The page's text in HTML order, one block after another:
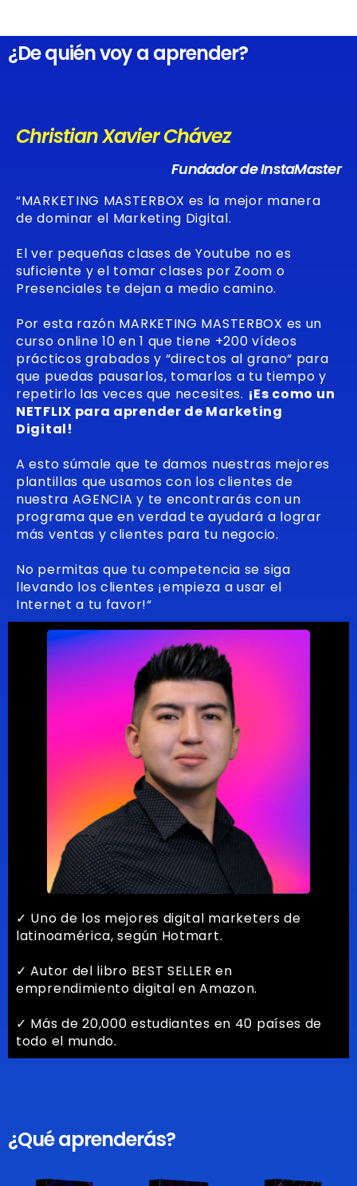
¿De quién voy a aprender?
Christian Xavier Chávez
Fundador de InstaMaster
“MARKETING MASTERBOX es la mejor manera
de dominar el Marketing Digital.
El ver pequeñas clases de Youtube no es
suficiente y el tomar clases por Zoom o
Presenciales te dejan a medio camino.
Por esta razón MARKETING MASTERBOX es un
curso online 10 en 1 que tiene +200 vídeos
prácticos grabados y “directos al grano“ para
que puedas pausarlos, tomarlos a tu tiempo y
repetirlo las veces que necesites. ¡Es como un
NETFLIX para aprender de Marketing
Digital!
A esto súmale que te damos nuestras mejores
plantillas que usamos con los clientes de
nuestra AGENCIA y te encontrarás con un
programa que en verdad te ayudará a lograr
más ventas y clientes para tu negocio.
No permitas que tu competencia se siga
llevando los clientes ¡empieza a usar el
Internet a tu favor!“
✓ Uno de los mejores digital marketers de
latinoamérica, según Hotmart.
✓ Autor del libro BEST SELLER en
emprendimiento digital en Amazon.
✓ Más de 20,000 estudiantes en 40 países de
todo el mundo.
¿Qué aprenderás?